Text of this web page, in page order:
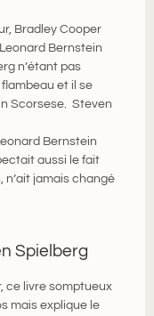
Bradley Cooper
Bernstein
n’étant pas
et il se
Scorsese. Steven
Bernstein
aussi le fait
n’ait jamais changé
Spielberg
ce livre somptueux
mais explique le